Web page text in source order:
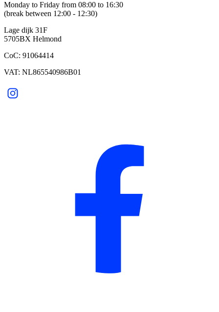
Monday to Friday from 08:00 to 16:30
(break between 12:00 - 12:30)
Lage dijk 31F
5705BX Helmond
CoC: 91064414
VAT: NL865540986B01